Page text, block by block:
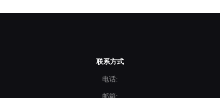
联系方式
电话:
邮箱: